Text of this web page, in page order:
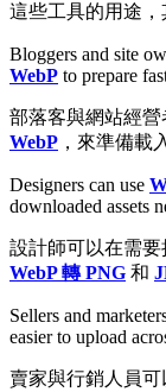
這些工具的用途，
Bloggers and site
WebP to prepare
部落客與網站經營
WebP ，來準備載
Designers can use
downloaded assets
設計師可以在需
WebP 轉 PNG 和
Sellers and
easier to upload
賣家與行銷人員可